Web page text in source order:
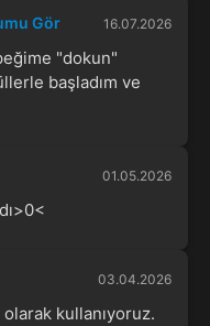
Gör 16.07.2026
"dokun"
başladım ve
01.05.2026
03.04.2026
kullanıyoruz.